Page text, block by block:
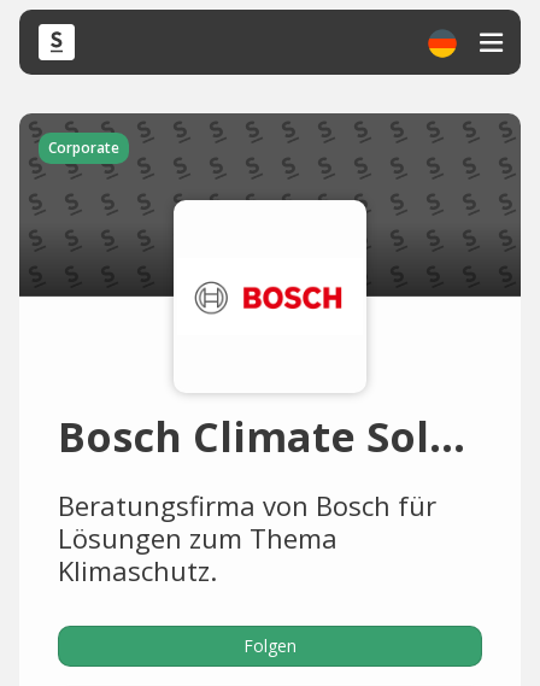
Corporate
Bosch Climate Solutions
Beratungsfirma von Bosch für
Lösungen zum Thema
Klimaschutz.
Folgen